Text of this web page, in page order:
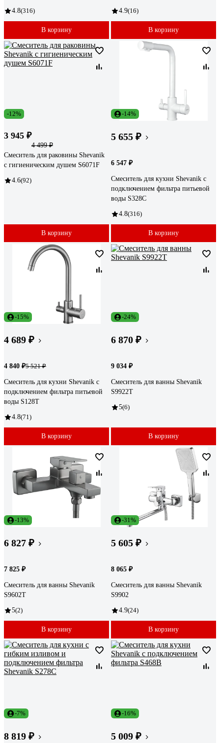
4.8(316)
В корзину
4.9(16)
В корзину
-12%
3 945 ₽
4 499 ₽
Смеситель для раковины Shevanik
с гигиеническим душем S6071F
4.6(92)
В корзину
-14%
5 655 ₽
6 547 ₽
Смеситель для кухни Shevanik с
подключением фильтра питьевой
воды S328C
4.8(316)
В корзину
-15%
4 689 ₽
4 840 ₽5 521 ₽
Смеситель для кухни Shevanik с
подключением фильтра питьевой
воды S128T
4.8(71)
В корзину
-24%
6 870 ₽
9 034 ₽
Смеситель для ванны Shevanik
S9922T
5(6)
В корзину
-13%
6 827 ₽
7 825 ₽
Смеситель для ванны Shevanik
S9602T
5(2)
В корзину
-31%
5 605 ₽
8 065 ₽
Смеситель для ванны Shevanik
S9902
4.9(24)
В корзину
-7%
8 819 ₽
-16%
5 009 ₽